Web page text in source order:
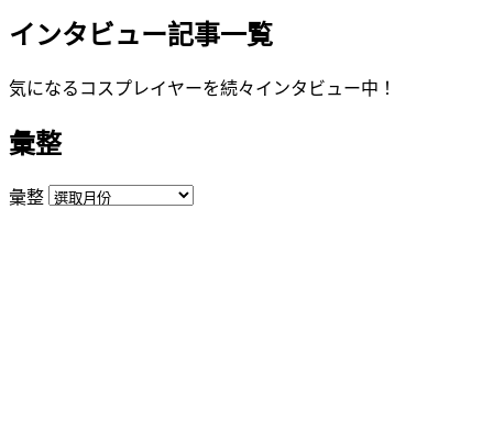
インタビュー記事一覧
気になるコスプレイヤーを続々インタビュー中！
彙整
彙整